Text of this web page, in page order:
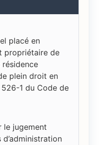
placé en
propriétaire de
résidence
plein droit en
1 du Code de
le jugement